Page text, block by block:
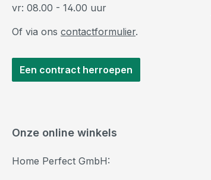
vr: 08.00 - 14.00 uur
Of via ons contactformulier.
Een contract herroepen
Onze online winkels
Home Perfect GmbH: